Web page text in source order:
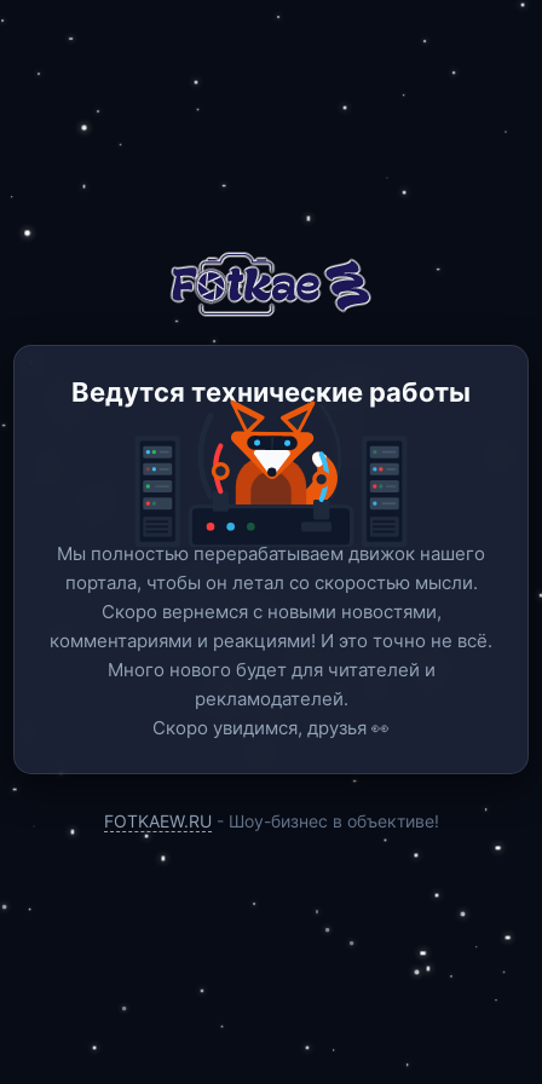
Ведутся технические работы
Мы полностью перерабатываем движок нашего
портала, чтобы он летал со скоростью мысли.
Скоро вернемся c новыми новостями,
комментариями и реакциями! И это точно не всё.
Много нового будет для читателей и
рекламодателей.
Скоро увидимся, друзья 👀
FOTKAEW.RU - Шоу-бизнес в объективе!